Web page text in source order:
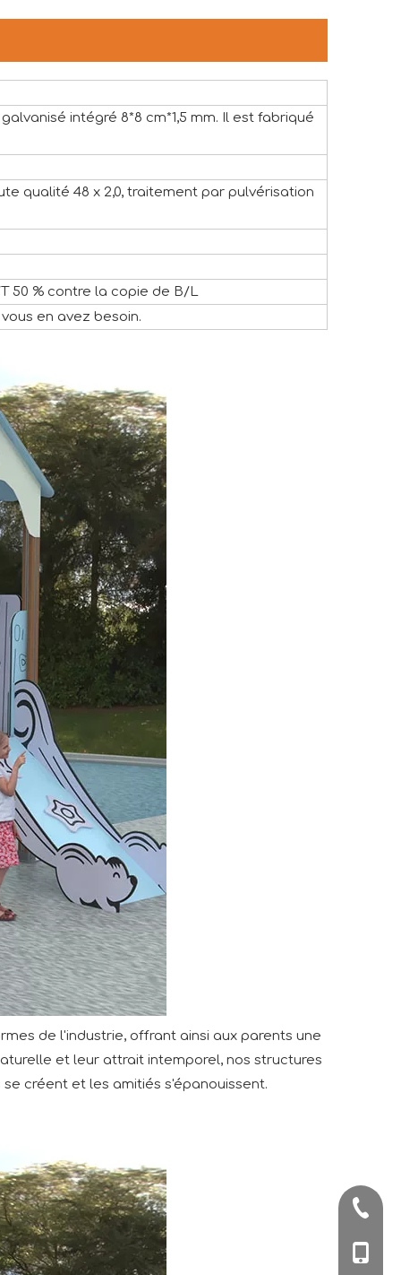
intégré 8*8 cm*1,5 mm. Il est fabriqué
qualité 48 x 2,0, traitement par pulvérisation
50 % contre la copie de B/L
en avez besoin.
de l'industrie, offrant ainsi aux parents une
et leur attrait intemporel, nos structures
créent et les amitiés s'épanouissent.
+86-